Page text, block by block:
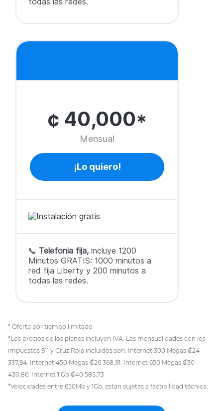
¢ 40,000*
Mensual
¡Lo quiero!
📞 Telefonia fija, incluye 1200
Minutos GRATIS: 1000 minutos a
red fija Liberty y 200 minutos a
todas las redes.
* Oferta por tiempo limitado
*Los precios de los planes incluyen IVA. Las mensualidades con los
impuestos 911 y Cruz Roja incluidos son: Internet 300 Megas ₡24
337,94. Internet 450 Megas ₡26 368,91. Internet 650 Megas ₡30
430,86. Internet 1 Gb ₡40 585,73
*Velocidades entre 650Mb y 1Gb, estan sujetas a factibilidad técnica.